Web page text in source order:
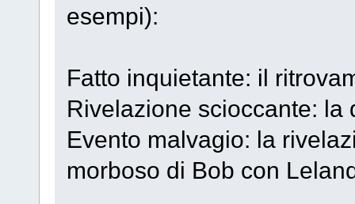
esempi):
Fatto inquietante: il
Rivelazione scioccante: la
Evento malvagio: la
morboso di Bob con